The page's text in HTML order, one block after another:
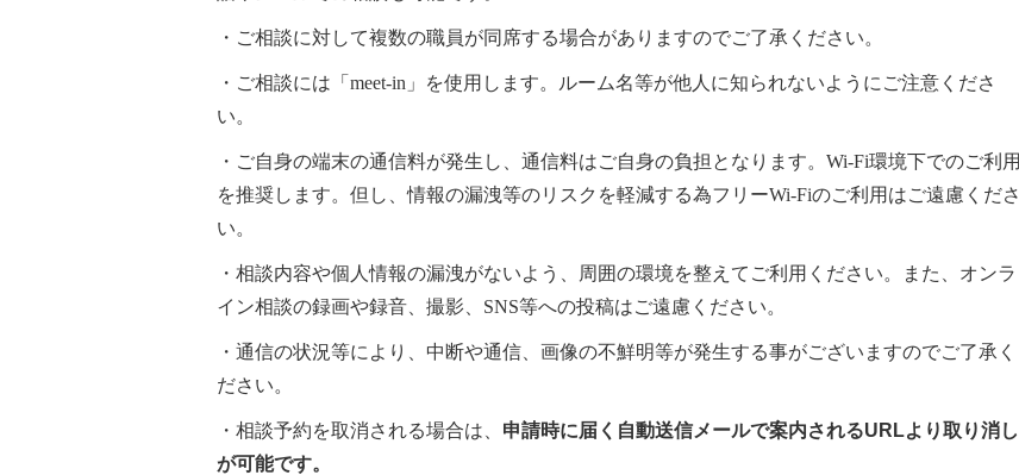
・ご相談に対して複数の職員が同席する場合がありますのでご了承ください。
・ご相談には「 meet-in 」を使用します。ルーム名等が他人に知られないようにご注意くださ
い。
・ご自身の端末の通信料が発生し、通信料はご自身の負担となります。 Wi-Fi環境下でのご利用
を推奨します。但し、情報の漏洩等のリスクを軽減する為フリーWi-Fiのご利用はご遠慮くださ
い。
・相談内容や個人情報の漏洩がないよう、周囲の環境を整えてご利用ください。また、オンラ
イン相談の録画や録音、撮影、 SNS等への投稿はご遠慮ください。
・通信の状況等により、中断や通信、画像の不鮮明等が発生する事がございますのでご了承く
ださい。
・相談予約を取消される場合は、 申請時に届く自動送信メールで案内されるURLより取り消し
が可能です。